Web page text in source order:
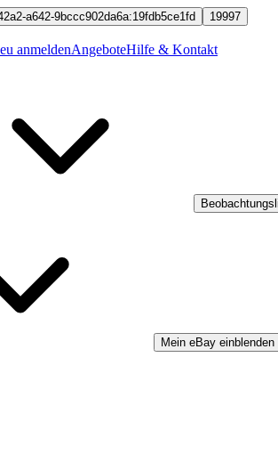
a642-9bccc902da6a:19fdb5ce1fd 19997
anmeldenAngeboteHilfe & Kontakt
Mein eBay einblenden